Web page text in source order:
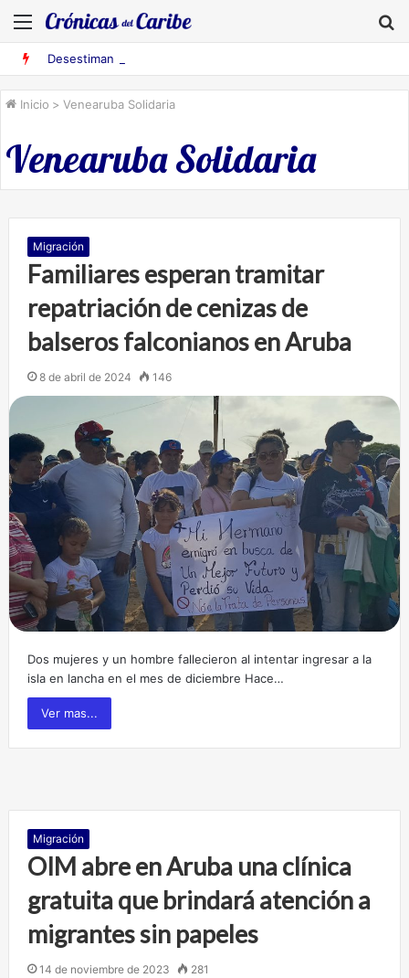
Menú
Inicio > Venearuba Solidaria
Venearuba Solidaria
Migración
Familiares esperan tramitar
repatriación de cenizas de
balseros falconianos en Aruba
8 de abril de 2024 146
Dos mujeres y un hombre fallecieron al intentar ingresar a la
isla en lancha en el mes de diciembre Hace…
Ver mas...
Migración
OIM abre en Aruba una clínica
gratuita que brindará atención a
migrantes sin papeles
14 de noviembre de 2023 281